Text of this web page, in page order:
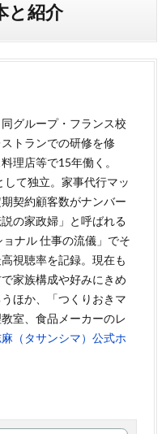
と紹介
グループ・フランス校
トランでの研修を修
理店等で15年働く。
て独立。家事代行マッ
契約顧客数がナンバー
の家政婦」と呼ばれる
ナル 仕事の流儀」でそ
視聴率を記録。現在も
家族構成や好みにきめ
ほか、「つくりおきマ
室、食品メーカーのレ
（タサンシマ）公式ホ